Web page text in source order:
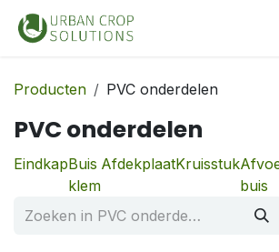
Overslaan naar inhoud
Producten PVC onderdelen
PVC onderdelen
EindkapBuis
klem
AfdekplaatKruisstuk
buis